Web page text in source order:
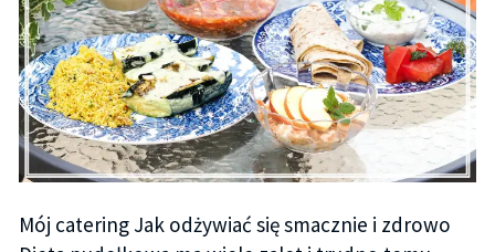
Mój catering Jak odżywiać się smacznie i zdrowo